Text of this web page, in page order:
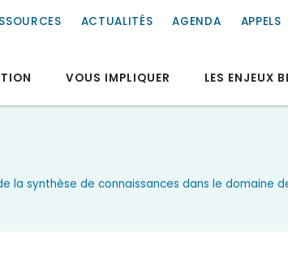
ACTUALITÉS AGENDA APPELS
VOUS IMPLIQUER LES ENJEUX
synthèse de connaissances dans le domaine